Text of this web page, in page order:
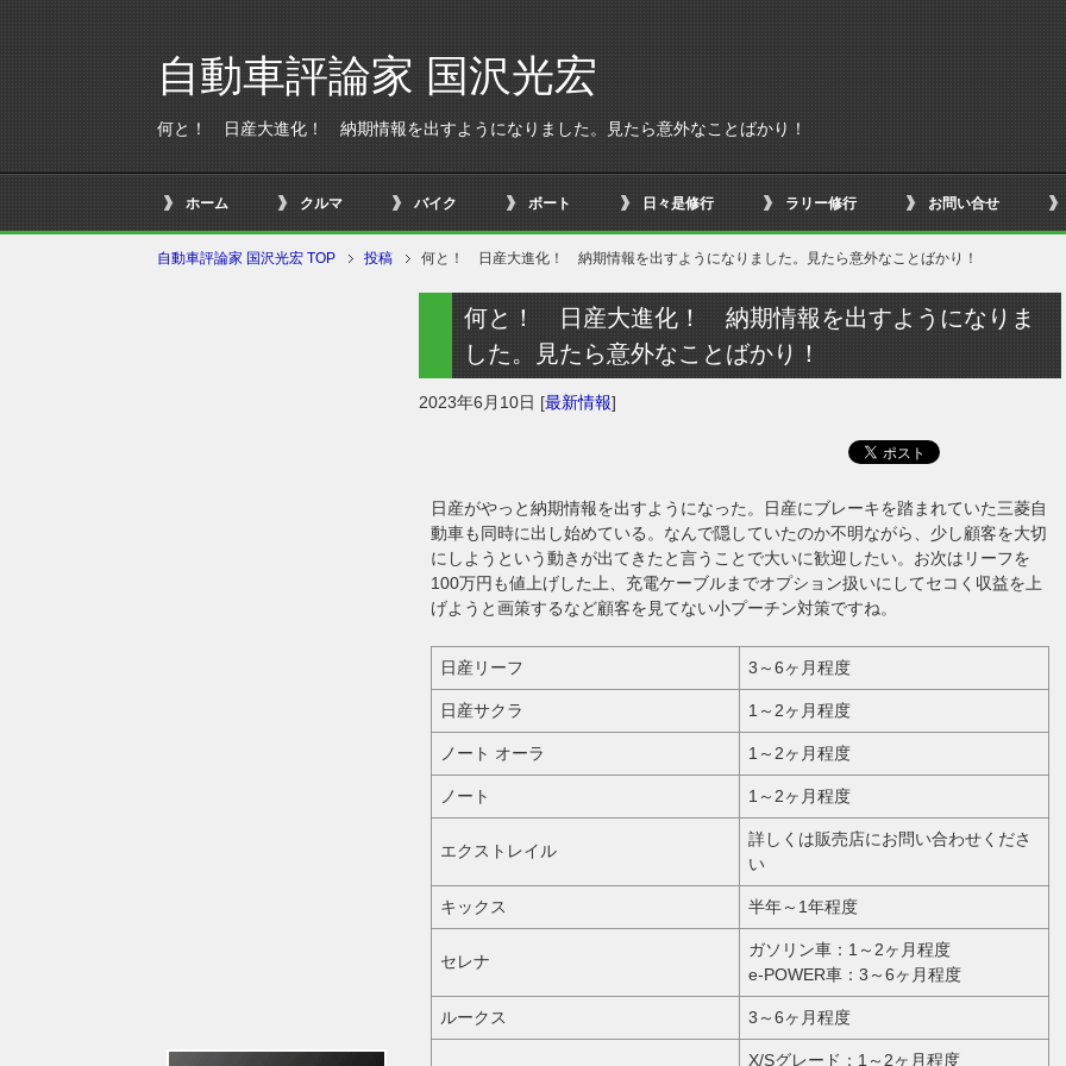
自動車評論家 国沢光宏
何と！ 日産大進化！ 納期情報を出すようになりました。見たら意外なことばかり！
ホーム クルマ バイク ボート 日々是修行 ラリー修行 お問い合せ
自動車評論家 国沢光宏 TOP 投稿 何と！ 日産大進化！ 納期情報を出すようになりました。見たら意外なことばかり！
何と！ 日産大進化！ 納期情報を出すようになりま
した。見たら意外なことばかり！
2023年6月10日 [最新情報]
日産がやっと納期情報を出すようになった。日産にブレーキを踏まれていた三菱自
動車も同時に出し始めている。なんで隠していたのか不明ながら、少し顧客を大切
にしようという動きが出てきたと言うことで大いに歓迎したい。お次はリーフを
100万円も値上げした上、充電ケーブルまでオプション扱いにしてセコく収益を上
げようと画策するなど顧客を見てない小プーチン対策ですね。
日産リーフ 3～6ヶ月程度
日産サクラ 1～2ヶ月程度
ノート オーラ 1～2ヶ月程度
ノート 1～2ヶ月程度
エクストレイル
詳しくは販売店にお問い合わせくださ
い
キックス 半年～1年程度
セレナ
ガソリン車：1～2ヶ月程度
e-POWER車：3～6ヶ月程度
ルークス 3～6ヶ月程度
X/Sグレード：1～2ヶ月程度